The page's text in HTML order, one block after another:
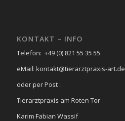
KONTAKT – INFO
Telefon: +49 (0) 821 55 35 55
eMail: kontakt@tierarztpraxis-art.de
oder per Post :
Tierarztpraxis am Roten Tor
Karim Fabian Wassif